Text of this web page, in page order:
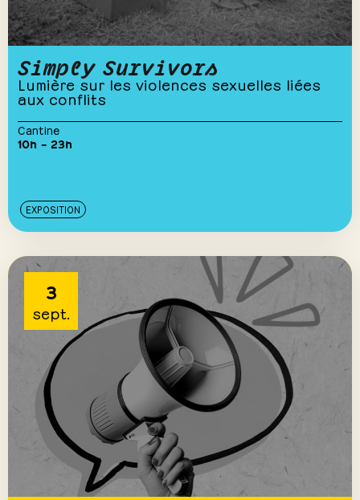
Simply Survivors
Lumière sur les violences sexuelles liées
aux conflits
Cantine
10h – 23h
EXPOSITION
3
sept.